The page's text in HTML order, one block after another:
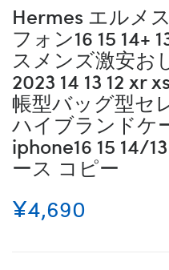
Hermes エルメ
フォン16 15 14+
スメンズ激安お
2023 14 13 12 xr
帳型バッグ型セ
ハイブランドケ
iphone16 15 14/
ース コピー
¥4,690